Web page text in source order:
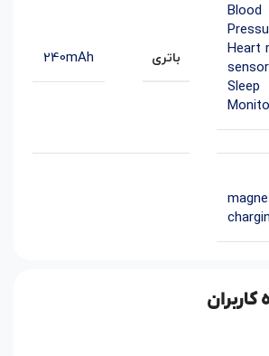
Blood
Heart
sensor
Sleep
باتری 240mAh
کاربران